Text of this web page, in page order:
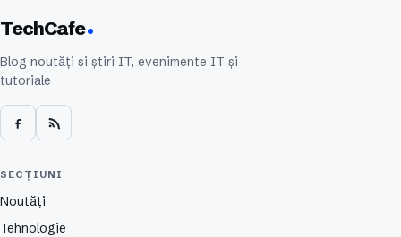
TechCafe
Blog noutăți și știri IT, evenimente IT și
tutoriale
SECȚIUNI
Noutăți
Tehnologie